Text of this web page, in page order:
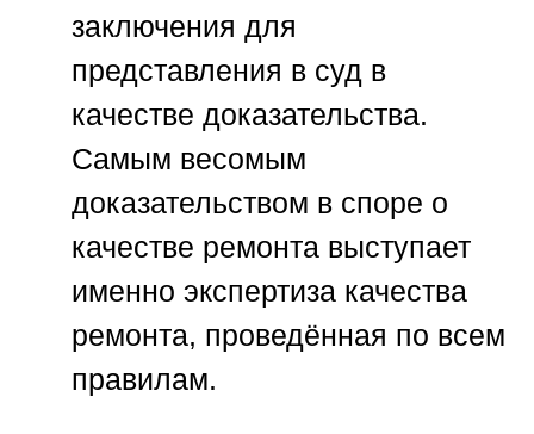
заключения для
представления в суд в
качестве доказательства.
Самым весомым
доказательством в споре о
качестве ремонта выступает
именно экспертиза качества
ремонта, проведённая по всем
правилам.